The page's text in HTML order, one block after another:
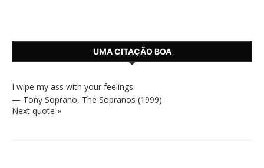
UMA CITAÇÃO BOA
I wipe my ass with your feelings.
— Tony Soprano, The Sopranos (1999)
Next quote »